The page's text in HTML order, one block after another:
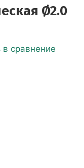
Ø2.0
в сравнение